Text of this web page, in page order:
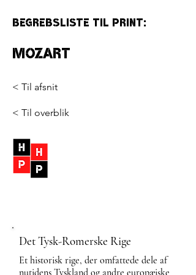
Begrebsliste til print:
Mozart
< Til afsnit
< Til overblik
Det Tysk-Romerske Rige
Et historisk rige, der omfattede dele af
nutidens Tyskland og andre europæiske